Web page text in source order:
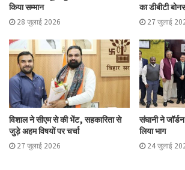
किया सम्मान
28 जुलाई 2026
का डीबीटी
27 जुलाई
विशाल ने सीएम से की भेंट, सहकारिता से
जुड़े अहम विषयों पर चर्चा
27 जुलाई 2026
संघानी ने
लिया भाग
24 जुलाई